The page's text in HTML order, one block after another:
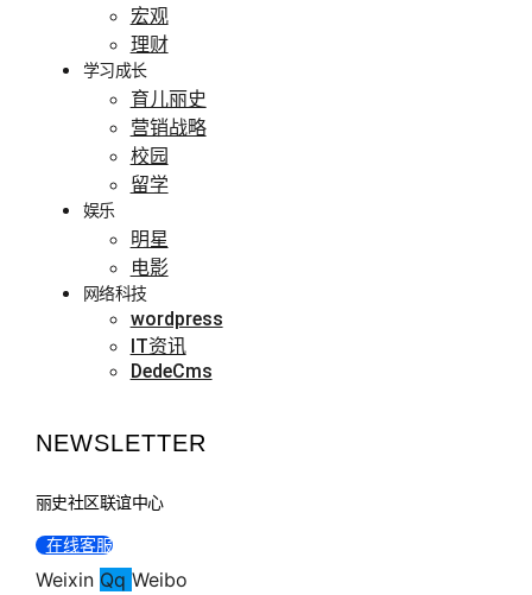
宏观
理财
学习成长
育儿丽史
营销战略
校园
留学
娱乐
明星
电影
网络科技
wordpress
IT资讯
DedeCms
NEWSLETTER
丽史社区联谊中心
在线客服
Weixin Qq Weibo